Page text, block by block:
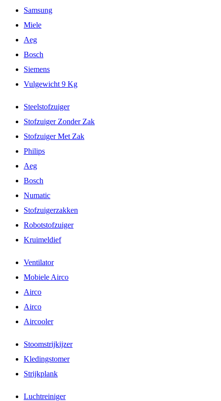
Samsung
Miele
Aeg
Bosch
Siemens
Vulgewicht 9 Kg
Steelstofzuiger
Stofzuiger Zonder Zak
Stofzuiger Met Zak
Philips
Aeg
Bosch
Numatic
Stofzuigerzakken
Robotstofzuiger
Kruimeldief
Ventilator
Mobiele Airco
Airco
Airco
Aircooler
Stoomstrijkijzer
Kledingstomer
Strijkplank
Luchtreiniger